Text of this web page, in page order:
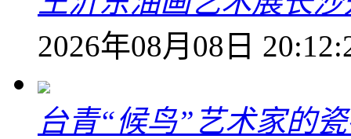
2026年08月08日
台青“候鸟”艺术家的